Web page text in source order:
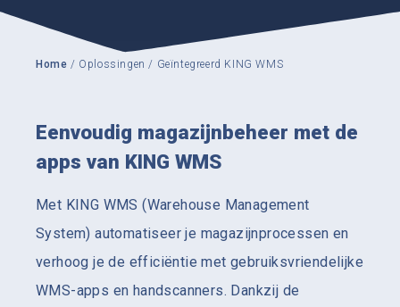
Home / Oplossingen / Geïntegreerd KING WMS
Eenvoudig magazijnbeheer met de
apps van KING WMS
Met KING WMS (Warehouse Management
System) automatiseer je magazijnprocessen en
verhoog je de efficiëntie met gebruiksvriendelijke
WMS-apps en handscanners. Dankzij de